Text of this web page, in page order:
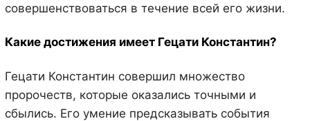
совершенствоваться в течение всей его жизни.
Какие достижения имеет Гецати Константин?
Гецати Константин совершил множество
пророчеств, которые оказались точными и
сбылись. Его умение предсказывать события